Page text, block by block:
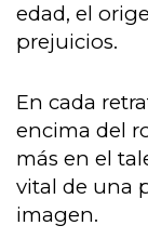
edad, el
prejuicios.
En cada
encima del
más en el
vital de una
imagen.